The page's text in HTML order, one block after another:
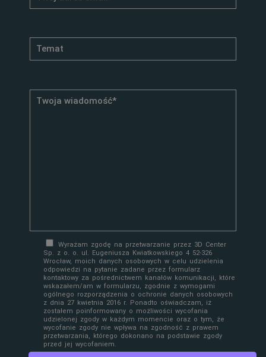
Wyrażam zgodę na przetwarzanie przez 3D Center
Sp. z o. o. ul. Eugeniusza Kwiatkowskiego 4 52-326
Wrocław, moich danych osobowych w celu udzielenia
odpowiedzi na pytanie zadane przez formularz
kontaktowy za pośrednictwem kanałów komunikacji, które
wskazałem/am w formularzu, zgodnie z wymogami
ogólnego rozporządzenia o ochronie danych osobowych
z dnia 27 kwietnia 2016 r. Ponadto oświadczam, iż
zostałem poinformowany o możliwości wycofania
udzielonej zgody w każdym momencie oraz o tym, że
wycofanie zgody nie wpływa na zgodność z prawem
przetwarzania, którego dokonano na podstawie zgody
przed jej wycofaniem.